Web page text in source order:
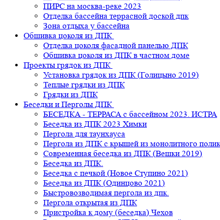
ПИРС на москва-реке 2023
Отделка бассейна террасной доской дпк
Зона отдыха у бассейна
Обшивка цоколя из ДПК
Отделка цоколя фасадной панелью ДПК
Обшивка цоколя из ДПК в частном доме
Проекты грядок из ДПК
Установка грядок из ДПК (Голицыно 2019)
Теплые грядки из ДПК
Грядки из ДПК
Беседки и Перголы ДПК
БЕСЕДКА - ТЕРРАСА с бассейном 2023. ИСТРА
Беседка из ДПК 2023 Химки
Пергола для таунхауса
Пергола из ДПК с крышей из монолитного
Современная беседка из ДПК (Вешки 2019)
Беседка из ДПК.
Беседка с печкой (Новое Ступино 2021)
Беседка из ДПК (Одинцово 2021)
Быстровозводимая пергола из дпк.
Пергола открытая из ДПК
Пристройка к дому (беседка) Чехов